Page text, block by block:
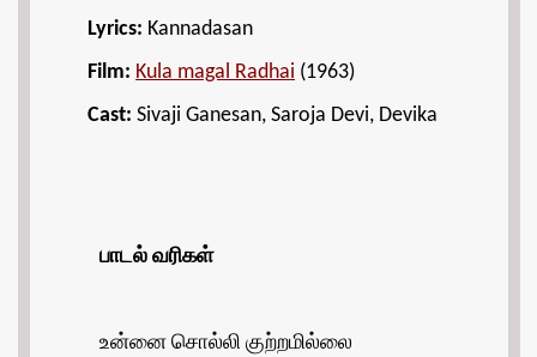
Lyrics: Kannadasan
Film: Kula magal Radhai (1963)
Cast: Sivaji Ganesan, Saroja Devi, Devika
பாடல் வரிகள்
உன்னை சொல்லி குற்றமில்லை